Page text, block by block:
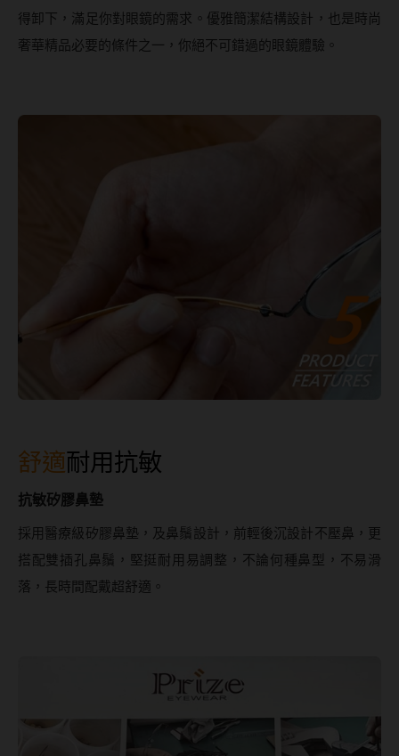
得卸下，滿足你對眼鏡的需求。優雅簡潔結構設計，也是時尚
奢華精品必要的條件之一，你絕不可錯過的眼鏡體驗。
舒適耐用抗敏
抗敏矽膠鼻墊
採用醫療級矽膠鼻墊，及鼻鬚設計，前輕後沉設計不壓鼻，更
搭配雙插孔鼻鬚，堅挺耐用易調整，不論何種鼻型，不易滑
落，長時間配戴超舒適。